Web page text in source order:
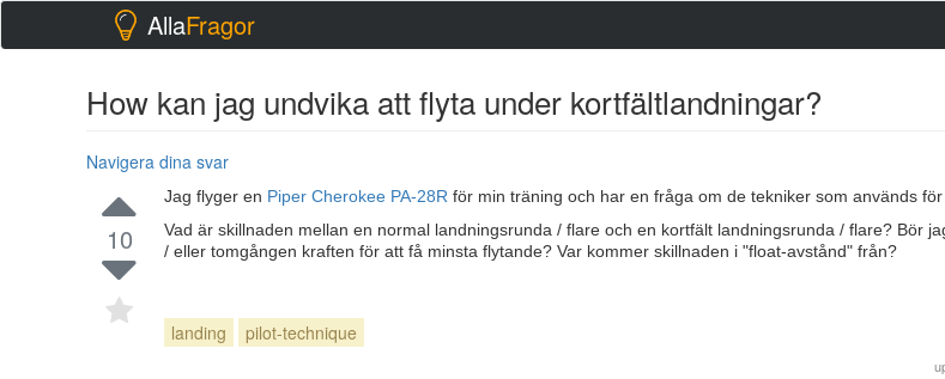
AllaFragor
How kan jag undvika att flyta under kortfältlandningar?
Navigera dina svar
10
Jag flyger en Piper Cherokee PA-28R för min träning och har en fråga om de tekniker som används för
Vad är skillnaden mellan en normal landningsrunda / flare och en kortfält landningsrunda / flare? Bör
/ eller tomgången kraften för att få minsta flytande? Var kommer skillnaden i "float-avstånd" från?
landing pilot-technique